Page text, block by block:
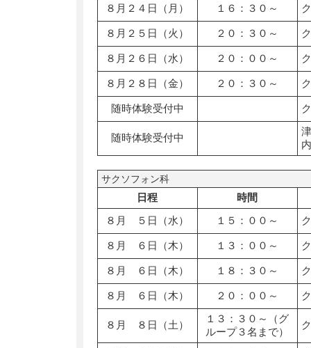
８月２４日（月） １６：３０～
８月２５日（火） ２０：３０～
８月２６日（水） ２０：００～
８月２８日（金） ２０：３０～
随時体験受付中
随時体験受付中
サクソフォン科
日程
時間
８月 ５日（水）
１５：００～
８月 ６日（木） １３：００～
８月 ６日（木） １８：３０～
８月 ６日（木） ２０：００～
８月 ８日（土）
１３：３０～（グ
ループ３名まで）